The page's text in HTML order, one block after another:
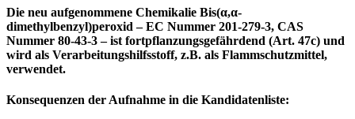
Die neu aufgenommene Chemikalie Bis(α,α-
dimethylbenzyl)peroxid – EC Nummer 201-279-3, CAS
Nummer 80-43-3 – ist fortpflanzungsgefährdend (Art. 47c) und
wird als Verarbeitungshilfsstoff, z.B. als Flammschutzmittel,
verwendet.
Konsequenzen der Aufnahme in die Kandidatenliste: